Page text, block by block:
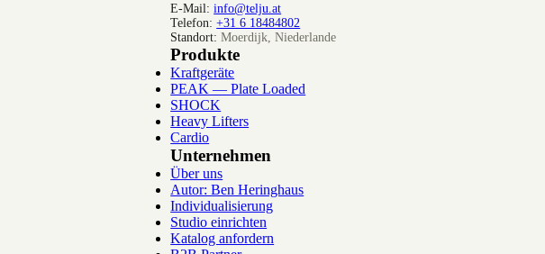
E-Mail: info@telju.at
Telefon: +31 6 18484802
Standort: Moerdijk, Niederlande
Produkte
Kraftgeräte
PEAK — Plate Loaded
SHOCK
Heavy Lifters
Cardio
Unternehmen
Über uns
Autor: Ben Heringhaus
Individualisierung
Studio einrichten
Katalog anfordern